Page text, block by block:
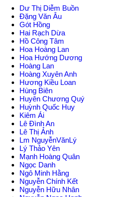
Dư Thị Diễm Buồn
Ðặng Văn Âu
Gót Hồng
Hai Rạch Dừa
Hồ Công Tâm
Hoa Hoàng Lan
Hoa Hướng Dương
Hoàng Lan
Hoàng Xuyên Anh
Hương Kiều Loan
Hùng Biên
Huyên Chương Quý
Huỳnh Quốc Huy
Kiêm Ái
Lê Đình An
Lê Thị Ảnh
Lm NguyễnVănLý
Lý Thảo Yên
Mạnh Hoàng Quân
Ngọc Danh
Ngô Minh Hằng
Nguyễn Chính Kết
Nguyễn Hữu Nhân